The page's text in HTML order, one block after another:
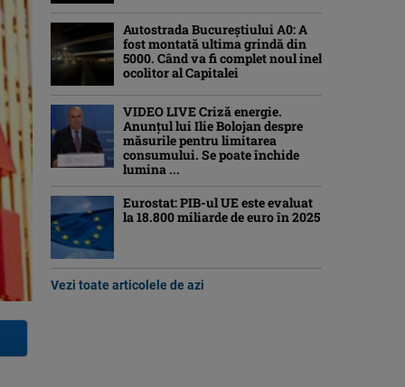
Autostrada Bucureștiului A0: A
fost montată ultima grindă din
5000. Când va fi complet noul inel
ocolitor al Capitalei
VIDEO LIVE Criză energie.
Anunțul lui Ilie Bolojan despre
măsurile pentru limitarea
consumului. Se poate închide
lumina ...
Eurostat: PIB-ul UE este evaluat
la 18.800 miliarde de euro în 2025
Vezi toate articolele de azi